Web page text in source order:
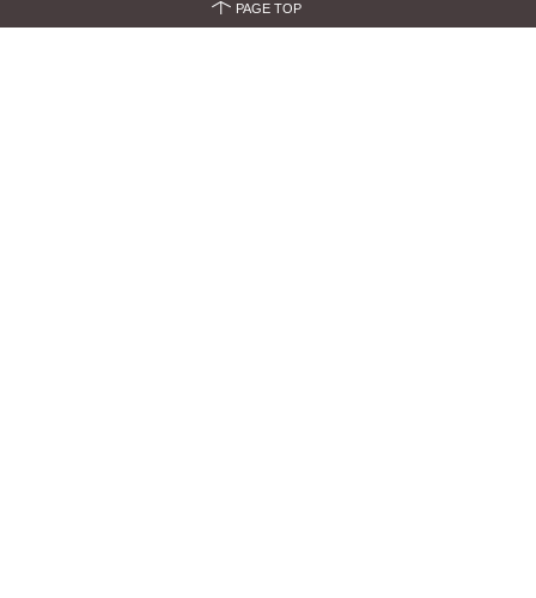
PAGE TOP